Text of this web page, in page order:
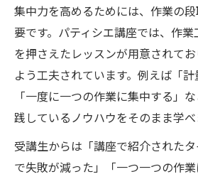
集中力を高めるためには、作業の
要です。パティシエ講座では、作
を押さえたレッスンが用意されて
よう工夫されています。例えば「計
「一度に一つの作業に集中する」
践しているノウハウをそのまま学べ
受講生からは「講座で紹介された
で失敗が減った」「一つ一つの作